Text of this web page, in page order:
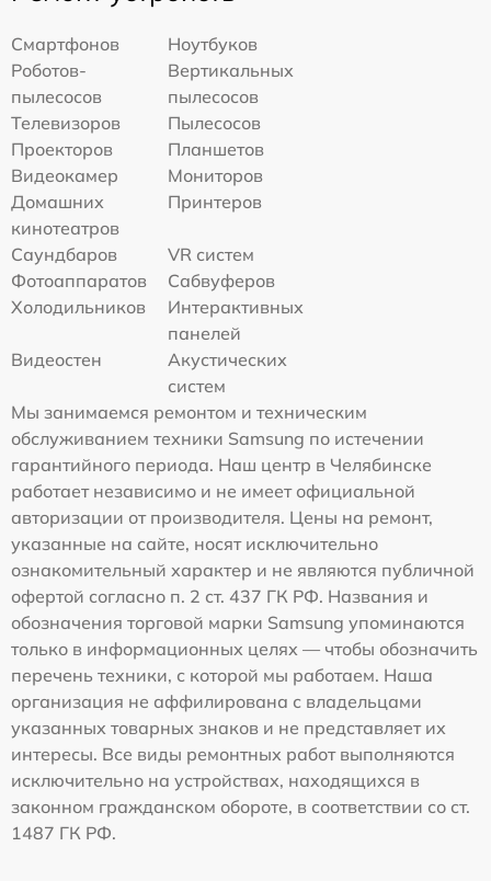
Смартфонов
Ноутбуков
Роботов-
пылесосов
Вертикальных
пылесосов
Телевизоров
Пылесосов
Проекторов
Планшетов
Видеокамер
Мониторов
Домашних
кинотеатров
Принтеров
Саундбаров
VR систем
Фотоаппаратов
Сабвуферов
Холодильников
Интерактивных
панелей
Видеостен
Акустических
систем
Мы занимаемся ремонтом и техническим
обслуживанием техники Samsung по истечении
гарантийного периода. Наш центр в Челябинске
работает независимо и не имеет официальной
авторизации от производителя. Цены на ремонт,
указанные на сайте, носят исключительно
ознакомительный характер и не являются публичной
офертой согласно п. 2 ст. 437 ГК РФ. Названия и
обозначения торговой марки Samsung упоминаются
только в информационных целях — чтобы обозначить
перечень техники, с которой мы работаем. Наша
организация не аффилирована с владельцами
указанных товарных знаков и не представляет их
интересы. Все виды ремонтных работ выполняются
исключительно на устройствах, находящихся в
законном гражданском обороте, в соответствии со ст.
1487 ГК РФ.